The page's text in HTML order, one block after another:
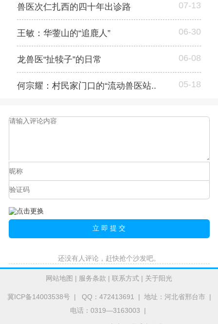
兽医次仁扎西的四十年出诊路 07-13
王敏：华蓥山的“追鹿人” 06-30
龙兽医“扯犊子”的日常 06-08
何宗耀：村民家门口的“流动兽医站.. 05-18
还没有人评论，赶快抢个沙发吧。
网站地图 | 服务条款 | 联系方式 | 关于阳光
冀ICP备14003538号| QQ：472413691 | 地址：河北省邢台市 |
电话：0319—3163003 |